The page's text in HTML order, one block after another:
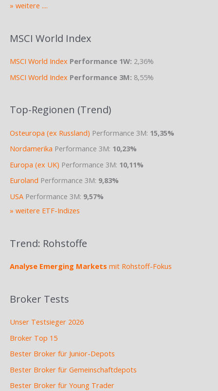
» weitere ....
MSCI World Index
MSCI World Index Performance 1W: 2,36%
MSCI World Index Performance 3M: 8,55%
Top-Regionen (Trend)
Osteuropa (ex Russland) Performance 3M: 15,35%
Nordamerika Performance 3M: 10,23%
Europa (ex UK) Performance 3M: 10,11%
Euroland Performance 3M: 9,83%
USA Performance 3M: 9,57%
» weitere ETF-Indizes
Trend: Rohstoffe
Analyse Emerging Markets mit Rohstoff-Fokus
Broker Tests
Unser Testsieger 2026
Broker Top 15
Bester Broker für Junior-Depots
Bester Broker für Gemeinschaftdepots
Bester Broker für Young Trader